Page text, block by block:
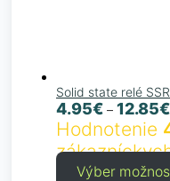
Solid state relé
4.95€ – 12.85€
Hodnotenie
Výber